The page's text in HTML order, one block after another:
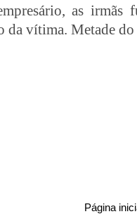
as
da vítima. Metade
Página